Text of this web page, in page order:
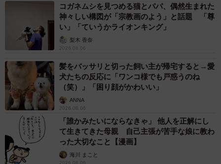
4/5
出掛けようとすると、即座に察知して阻止します。なんで分かるの？
覚悟を決めた新幸さんは、ボランティアさんにこう答えま
した。
「一緒に暮らします」
この答えを聞き届けたボランティアさんは、捕獲機をすぐ
設置。ほどなくして黒猫が捕まりました。捕獲機の中の黒
猫は険しい面立ちをし、あの可愛い長明くんとは似ても似
つかないように思えました。けれど、新幸さんは決めたの
コガネムシを見つめる猫とパパ、偶然生まれた
神々しい構図が「宗教画のよう」と話題 「尊
い」「ていうかライオンキング」
梨木 香奈
2026.08.06
髪をバッサリと切った飼い主が帰宅すると→愛
犬たちの反応に「ワンコ様でも戸惑うのね
（笑）」「困り顔がかわいい」
ANNA
2026.08.06
「誰かみたいにならなきゃ」 他人を正解にし
て生きてきた母親 自己主張が苦手な娘に教わ
った大切なこと【漫画】
海川 まこと
2026.08.06